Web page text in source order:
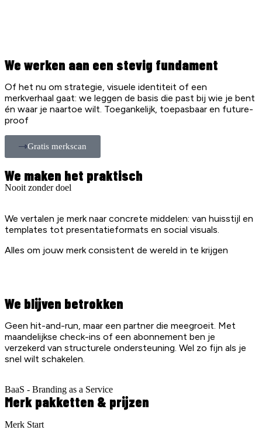
We werken aan een stevig fundament
Of het nu om strategie, visuele identiteit of een
merkverhaal gaat: we leggen de basis die past bij wie je bent
én waar je naartoe wilt. Toegankelijk, toepasbaar en future-
proof
Gratis merkscan
We maken het praktisch
Nooit zonder doel
We vertalen je merk naar concrete middelen: van huisstijl en
templates tot presentatieformats en social visuals.
Alles om jouw merk consistent de wereld in te krijgen
We blijven betrokken
Geen hit-and-run, maar een partner die meegroeit. Met
maandelijkse check-ins of een abonnement ben je
verzekerd van structurele ondersteuning. Wel zo fijn als je
snel wilt schakelen.
BaaS - Branding as a Service
Merk pakketten & prijzen
Merk Start